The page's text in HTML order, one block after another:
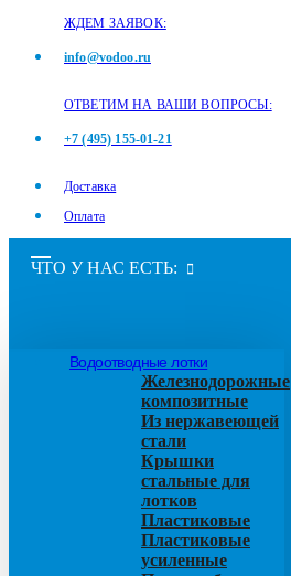
ЖДЕМ ЗАЯВОК:
info@vodoo.ru
ОТВЕТИМ НА ВАШИ ВОПРОСЫ:
+7 (495) 155-01-21
Доставка
Оплата
ЧТО У НАС ЕСТЬ:
Водоотводные лотки
Железнодорожные
композитные
Из нержавеющей
стали
Крышки
стальные для
лотков
Пластиковые
Пластиковые
усиленные